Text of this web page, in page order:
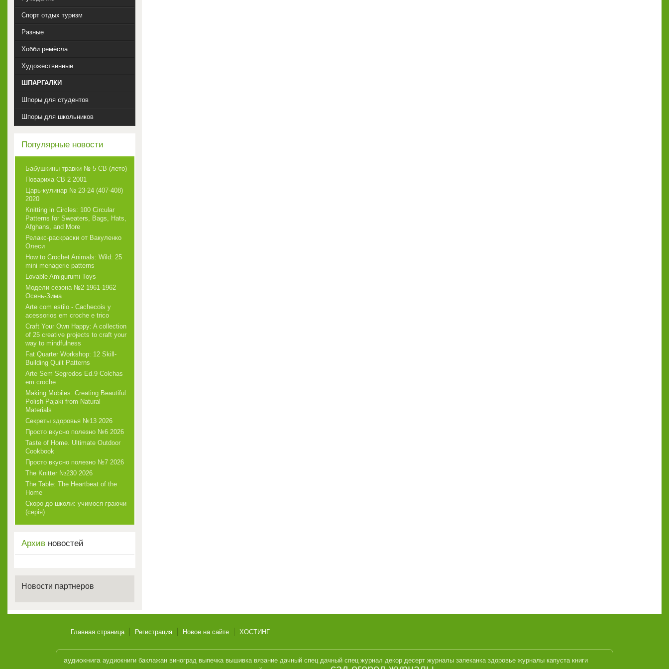
Спорт отдых туризм
Разные
Хобби ремёсла
Художественные
ШПАРГАЛКИ
Шпоры для студентов
Шпоры для школьников
Популярные новости
Бабушкины травки № 5 СВ (лето)
Повариха СВ 2 2001
Царь-кулинар № 23-24 (407-408)
2020
Knitting in Circles: 100 Circular
Patterns for Sweaters, Bags, Hats,
Afghans, and More
Релакс-раскраски от Вакуленко
Олеси
How to Crochet Animals: Wild: 25
mini menagerie patterns
Lovable Amigurumi Toys
Модели сезона №2 1961-1962
Осень-Зима
Arte com estilo - Cachecois у
acessorios em croche e trico
Craft Your Own Happy: A collection
of 25 creative projects to craft your
way to mindfulness
Fat Quarter Workshop: 12 Skill-
Building Quilt Patterns
Arte Sem Segredos Ed.9 Colchas
em croche
Making Mobiles: Creating Beautiful
Polish Pajaki from Natural
Materials
Секреты здоровья №13 2026
Просто вкусно полезно №6 2026
Taste of Home. Ultimate Outdoor
Cookbook
Просто вкусно полезно №7 2026
The Knitter №230 2026
The Table: The Heartbeat of the
Home
Скоро до школи: учимося граючи
(серія)
Архив новостей
Новости партнеров
Главная страница Регистрация Новое на сайте ХОСТИНГ
аудиокнига аудиокниги баклажан виноград выпечка вышивка вязание дачный спец дачный спец журнал декор десерт журналы запеканка здоровье журналы капуста книги